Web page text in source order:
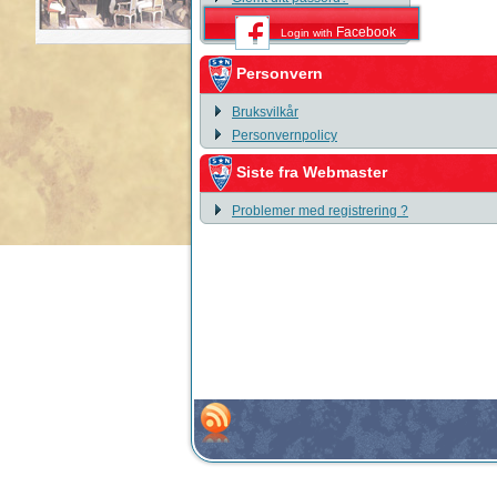
Login with Facebook
Personvern
Bruksvilkår
Personvernpolicy
Siste fra Webmaster
Problemer med registrering ?